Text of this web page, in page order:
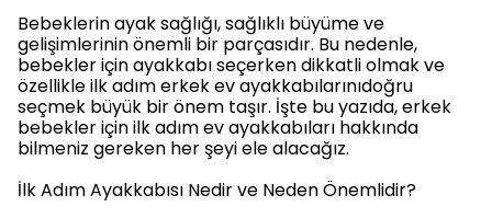
Bebeklerin ayak sağlığı, sağlıklı büyüme ve
gelişimlerinin önemli bir parçasıdır. Bu nedenle,
bebekler için ayakkabı seçerken dikkatli olmak ve
özellikle ilk adım erkek ev ayakkabılarınıdoğru
seçmek büyük bir önem taşır. İşte bu yazıda, erkek
bebekler için ilk adım ev ayakkabıları hakkında
bilmeniz gereken her şeyi ele alacağız.
İlk Adım Ayakkabısı Nedir ve Neden Önemlidir?